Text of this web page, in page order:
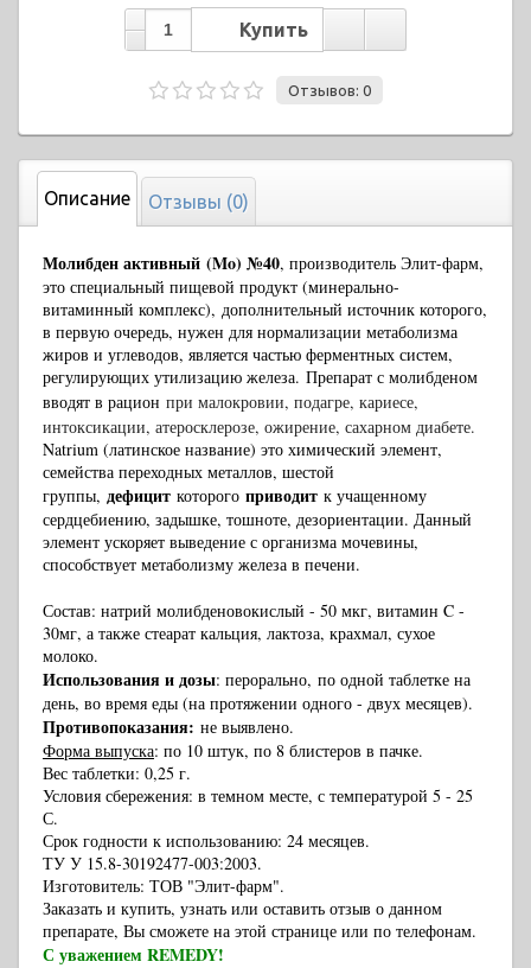
Отзывов: 0
Описание Отзывы (0)
Молибден активный (Mo) №40, производитель Элит-фарм,
это специальный пищевой продукт (минерально-
витаминный комплекс), дополнительный источник которого,
в первую очередь, нужен для нормализации метаболизма
жиров и углеводов, является частью ферментных систем,
регулирующих утилизацию железа. Препарат с молибденом
вводят в рацион при малокровии, подагре, кариесе,
интоксикации, атеросклерозе, ожирение, сахарном диабете.
Natrium (латинское название) это химический элемент,
семейства переходных металлов, шестой
группы, дефицит которого приводит к учащенному
сердцебиению, задышке, тошноте, дезориентации. Данный
элемент ускоряет выведение с организма мочевины,
способствует метаболизму железа в печени.
Состав: натрий молибденовокислый - 50 мкг, витамин C -
30мг, а также стеарат кальция, лактоза, крахмал, сухое
молоко.
Использования и дозы: перорально, по одной таблетке на
день, во время еды (на протяжении одного - двух месяцев).
Противопоказания: не выявлено.
Форма выпуска: по 10 штук, по 8 блистеров в пачке.
Вес таблетки: 0,25 г.
Условия сбережения: в темном месте, с температурой 5 - 25
С.
Срок годности к использованию: 24 месяцев.
ТУ У 15.8-30192477-003:2003.
Изготовитель: ТОВ "Элит-фарм".
Заказать и купить, узнать или оставить отзыв о данном
препарате, Вы сможете на этой странице или по телефонам.
С уважением REMEDY!